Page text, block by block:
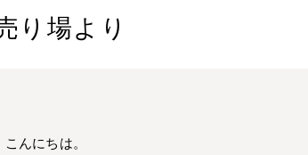
り場より
こんにちは。